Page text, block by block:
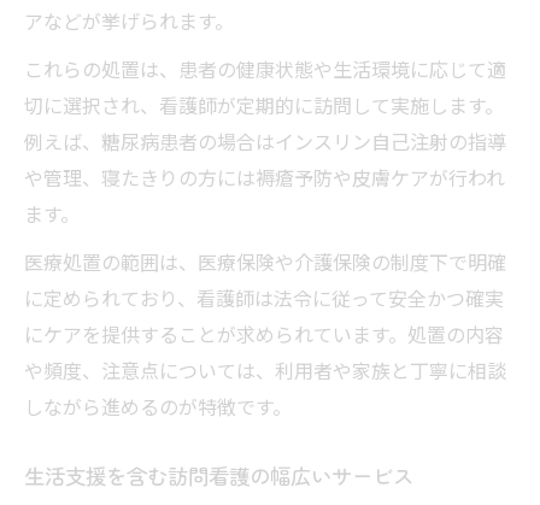
訪問看護ステーションでできない業務の一
例
訪問看護ステーションの対応範囲を明確に
理解
訪問看護サービスの利用前に確認すべき点
仕事のやりがいに通じる訪問看護の業務内容と
は
訪問看護ステーションの仕事で得られるや
りがい
訪問看護師の一日の流れと特徴的な業務
力
アなどが挙げられます。
これらの処置は、患者の健康状態や生活環境に応じて適
切に選択され、看護師が定期的に訪問して実施します。
例えば、糖尿病患者の場合はインスリン自己注射の指導
や管理、寝たきりの方には褥瘡予防や皮膚ケアが行われ
ます。
医療処置の範囲は、医療保険や介護保険の制度下で明確
に定められており、看護師は法令に従って安全かつ確実
にケアを提供することが求められています。処置の内容
や頻度、注意点については、利用者や家族と丁寧に相談
しながら進めるのが特徴です。
生活支援を含む訪問看護の幅広いサービス